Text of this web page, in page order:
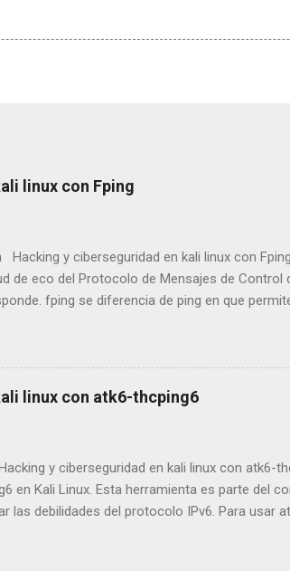
linux con Fping
y ciberseguridad en kali linux con
de eco del Protocolo de Mensajes de Control
fping se diferencia de ping en que
objetivo hasta que se agote el tiempo de
objetivo mediante un sistema de
paquetes ICMP ECHO_REQUEST a los
de fping anteriores a la versión 4.0 El
linux con atk6-thcping6
y ciberseguridad en kali linux con atk6-
en Kali Linux. Esta herramienta es parte del
las debilidades del protocolo IPv6. Para usar
con el siguiente comando: Bash sudo